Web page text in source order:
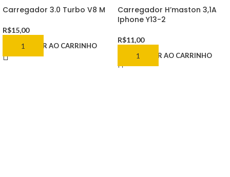
Carregador 3.0 Turbo V8 M
R$15,00
ADICIONAR AO CARRINHO
Carregador H’maston 3,1A
Iphone Y13-2
R$11,00
ADICIONAR AO CARRINHO